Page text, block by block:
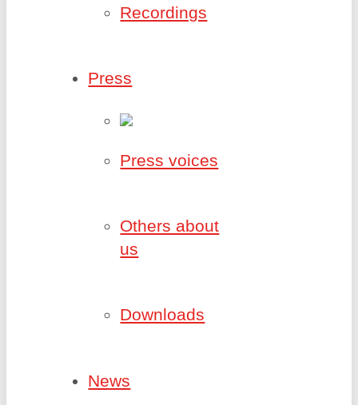
Recordings
Press
Press voices
Others about
us
Downloads
News